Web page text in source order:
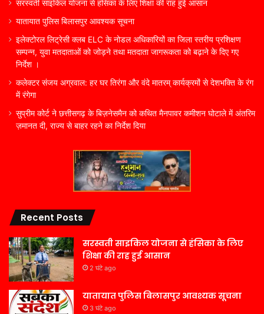
सरस्वती साइकिल योजना से हंसिका के लिए शिक्षा की राह हुई आसान
यातायात पुलिस बिलासपुर आवश्यक सूचना
इलेक्टोरल लिट्रेसी क्लब ELC के नोडल अधिकारियों का जिला स्तरीय प्रशिक्षण
सम्पन्न, युवा मतदाताओं को जोड़ने तथा मतदाता जागरूकता को बढ़ाने के दिए गए
निर्देश ।
कलेक्टर संजय अग्रवाल: हर घर तिरंगा और वंदे मातरम् कार्यक्रमों से देशभक्ति के रंग
में रंगेगा
सुप्रीम कोर्ट ने छत्तीसगढ़ के बिज़नेसमैन को कथित मैनपावर कमीशन घोटाले में अंतरिम
ज़मानत दी, राज्य से बाहर रहने का निर्देश दिया
Recent Posts
सरस्वती साइकिल योजना से हंसिका के लिए
शिक्षा की राह हुई आसान
2 घंटे ago
यातायात पुलिस बिलासपुर आवश्यक सूचना
3 घंटे ago